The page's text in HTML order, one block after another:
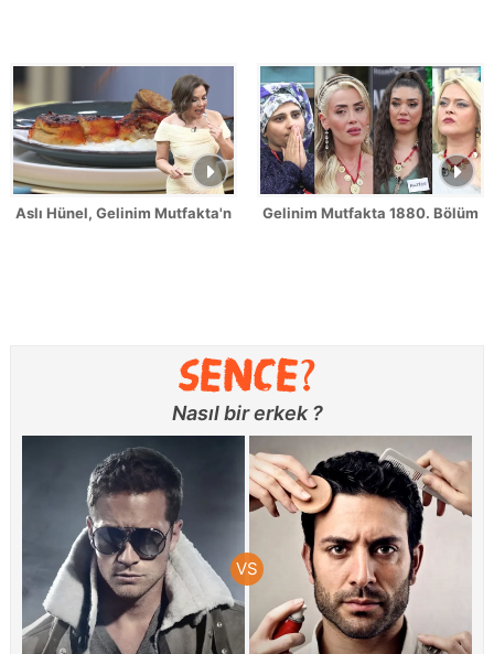
Aslı Hünel, Gelinim Mutfakta'nın 1879. Bölümünde en yüksek
Gelinim Mutfakta 1880. Bölüm
Nasıl bir erkek ?